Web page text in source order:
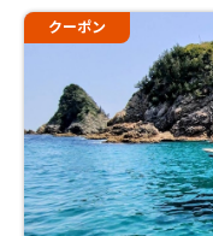
クーポン